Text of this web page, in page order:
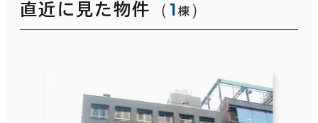
直近に見た物件 （1 棟 ）